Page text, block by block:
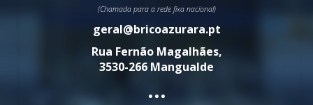
(Chamada para a rede fixa nacional)
geral@bricoazurara.pt
Rua Fernão Magalhães,
3530-266 Mangualde
...